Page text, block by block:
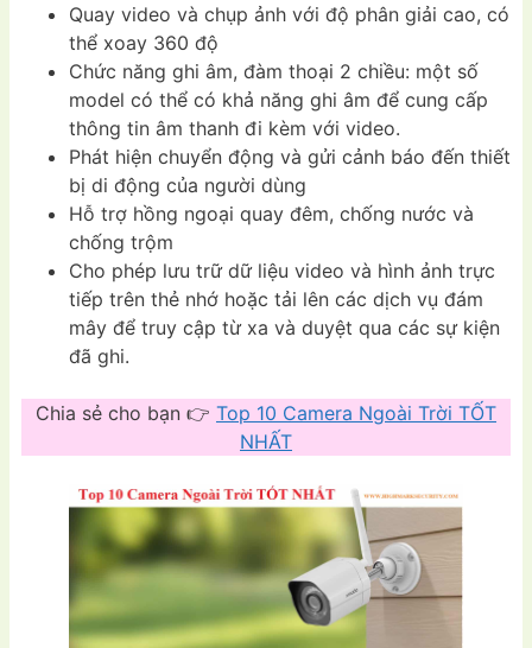
Quay video và chụp ảnh với độ phân giải cao, có
thể xoay 360 độ
Chức năng ghi âm, đàm thoại 2 chiều: một số
model có thể có khả năng ghi âm để cung cấp
thông tin âm thanh đi kèm với video.
Phát hiện chuyển động và gửi cảnh báo đến thiết
bị di động của người dùng
Hỗ trợ hồng ngoại quay đêm, chống nước và
chống trộm
Cho phép lưu trữ dữ liệu video và hình ảnh trực
tiếp trên thẻ nhớ hoặc tải lên các dịch vụ đám
mây để truy cập từ xa và duyệt qua các sự kiện
đã ghi.
Chia sẻ cho bạn 👉 Top 10 Camera Ngoài Trời TỐT
NHẤT